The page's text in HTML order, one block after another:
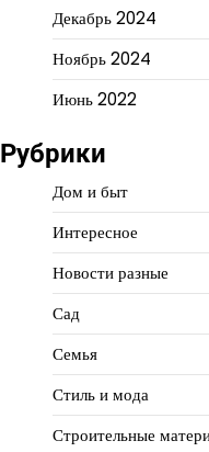
Декабрь 2024
Ноябрь 2024
Июнь 2022
Рубрики
Дом и быт
Интересное
Новости разные
Сад
Семья
Стиль и мода
Строительные